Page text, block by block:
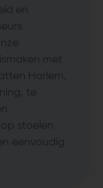
en
met
Harlem,
te
stoelen
eenvoudig